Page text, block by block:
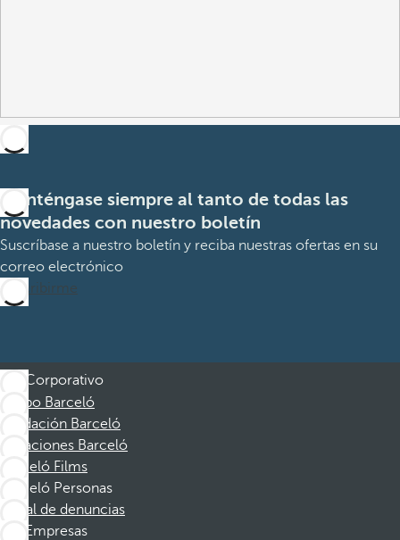
Manténgase siempre al tanto de todas las
novedades con nuestro boletín
Suscríbase a nuestro boletín y reciba nuestras ofertas en su
correo electrónico
Suscribirme
Corporativo
Grupo Barceló
Fundación Barceló
Vacaciones Barceló
Barceló Films
Barceló Personas
Canal de denuncias
Empresas